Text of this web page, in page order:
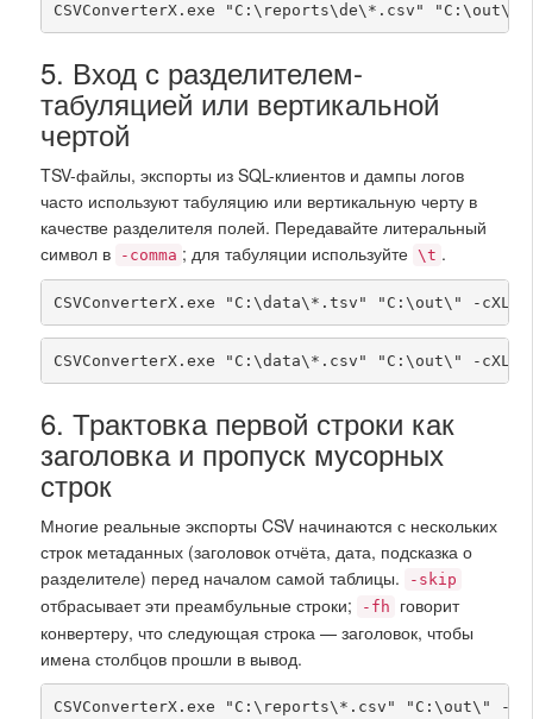
CSVConverterX.exe "C:\reports\de\*.csv" "C:\out\" -
5. Вход с разделителем-
табуляцией или вертикальной
чертой
TSV-файлы, экспорты из SQL-клиентов и дампы логов
часто используют табуляцию или вертикальную черту в
качестве разделителя полей. Передавайте литеральный
символ в
-comma ; для табуляции используйте \t .
CSVConverterX.exe "C:\data\*.tsv" "C:\out\" -cXLS
CSVConverterX.exe "C:\data\*.csv" "C:\out\" -cXLS
6. Трактовка первой строки как
заголовка и пропуск мусорных
строк
Многие реальные экспорты CSV начинаются с нескольких
строк метаданных (заголовок отчёта, дата, подсказка о
разделителе) перед началом самой таблицы.
-skip
отбрасывает эти преамбульные строки; -fh
говорит
конвертеру, что следующая строка — заголовок, чтобы
имена столбцов прошли в вывод.
CSVConverterX.exe "C:\reports\*.csv" "C:\out\" -